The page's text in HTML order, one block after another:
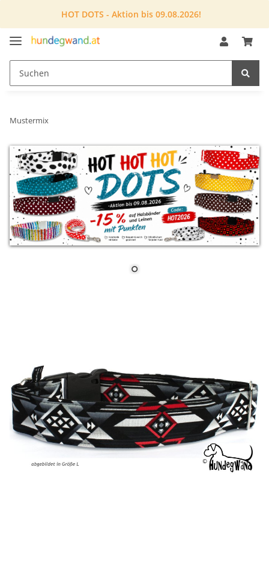
HOT DOTS - Aktion bis 09.08.2026!
Mustermix